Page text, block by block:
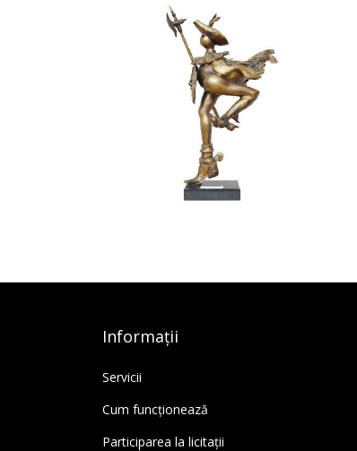
Informații
Servicii
Cum funcționează
Participarea la licitații